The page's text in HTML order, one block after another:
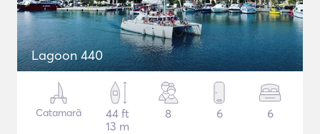
Lagoon 440
Catamarã
44 ft
13 m
8 6 6